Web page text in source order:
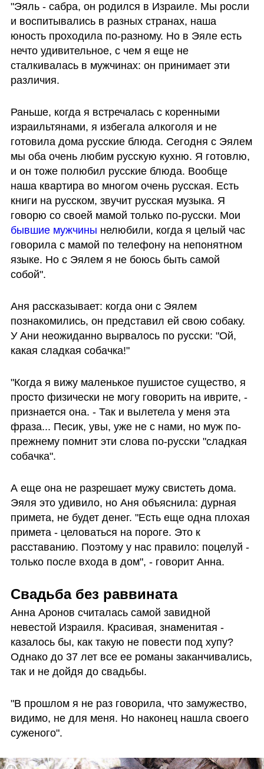
"Эяль - сабра, он родился в Израиле. Мы росли
и воспитывались в разных странах, наша
юность проходила по-разному. Но в Эяле есть
нечто удивительное, с чем я еще не
сталкивалась в мужчинах: он принимает эти
различия.
Раньше, когда я встречалась с коренными
израильтянами, я избегала алкоголя и не
готовила дома русские блюда. Сегодня с Эялем
мы оба очень любим русскую кухню. Я готовлю,
и он тоже полюбил русские блюда. Вообще
наша квартира во многом очень русская. Есть
книги на русском, звучит русская музыка. Я
бывшие мужчины нелюбили, когда я целый час
говорила с мамой по телефону на непонятном
языке. Но с Эялем я не боюсь быть самой
собой".
Аня рассказывает: когда они с Эялем
познакомились, он представил ей свою собаку.
У Ани неожиданно вырвалось по русски: "Ой,
какая сладкая собачка!"
"Когда я вижу маленькое пушистое существо, я
просто физически не могу говорить на иврите, -
признается она. - Так и вылетела у меня эта
фраза... Песик, увы, уже не с нами, но муж по-
прежнему помнит эти слова по-русски "сладкая
собачка".
А еще она не разрешает мужу свистеть дома.
Эяля это удивило, но Аня объяснила: дурная
примета, не будет денег. "Есть еще одна плохая
примета - целоваться на пороге. Это к
расставанию. Поэтому у нас правило: поцелуй -
только после входа в дом", - говорит Анна.
Свадьба без раввината
Анна Аронов считалась самой завидной
невестой Израиля. Красивая, знаменитая -
казалось бы, как такую не повести под хупу?
Однако до 37 лет все ее романы заканчивались,
так и не дойдя до свадьбы.
"В прошлом я не раз говорила, что замужество,
видимо, не для меня. Но наконец нашла своего
суженого".